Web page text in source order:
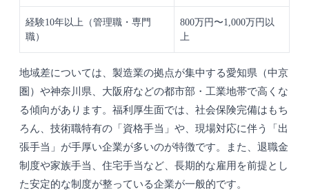
経験10年以上（管理職・専門
職）
800万円〜1,000万円以
上
地域差については、製造業の拠点が集中する愛知県（中京
圏）や神奈川県、大阪府などの都市部・工業地帯で高くな
る傾向があります。福利厚生面では、社会保険完備はもち
ろん、技術職特有の「資格手当」や、現場対応に伴う「出
張手当」が手厚い企業が多いのが特徴です。また、退職金
制度や家族手当、住宅手当など、長期的な雇用を前提とし
た安定的な制度が整っている企業が一般的です。